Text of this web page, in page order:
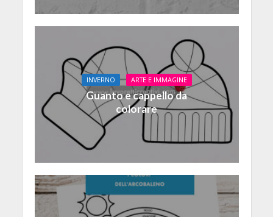
INVERNO ARTE E IMMAGINE
Guanto e cappello da
colorare